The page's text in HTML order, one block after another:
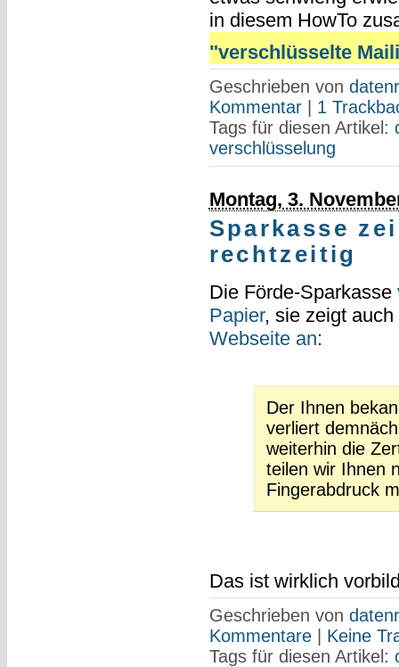
in diesem HowTo
"verschlüsselte
Geschrieben von
Kommentar| 1
Tags für diesen Artikel:
verschlüsselung
Montag, 3.
Sparkasse
rechtzeitig
Die Förde-Sparkasse
Papier, sie zeigt
Webseite an:
Der Ihnen
verliert
weiterhin die
teilen wir Ihnen
Fingerabdruck
Das ist wirklich
Geschrieben von
Kommentare| Keine
Tags für diesen Artikel: